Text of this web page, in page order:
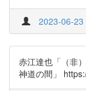
2023-06-
赤江達也「（非
神道の間」